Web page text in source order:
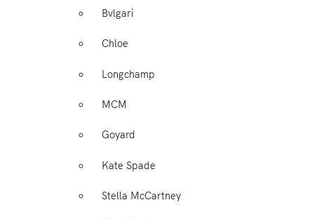
Bvlgari
Chloe
Longchamp
MCM
Goyard
Kate Spade
Stella McCartney